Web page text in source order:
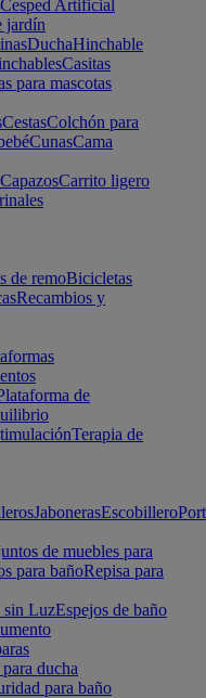
Cesped Artificial
jardín
DuchaHinchable
Casitas
para mascotas
CestasColchón para
CunasCama
CapazosCarrito ligero
de remoBicicletas
Recambios y
de
Terapia de
JabonerasEscobillero
de muebles para
para bañoRepisa para
sin LuzEspejos de baño
ducha
para baño